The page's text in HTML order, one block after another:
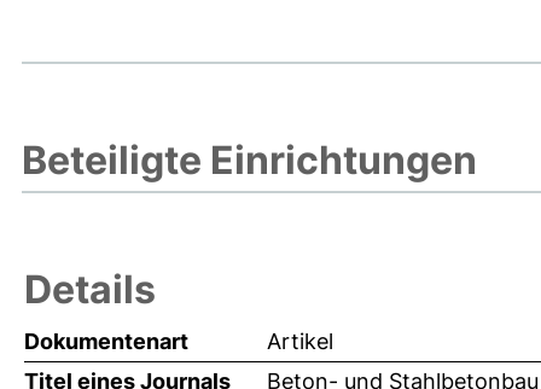
Beteiligte Einrichtungen
Details
Dokumentenart
Artikel
Titel eines Journals
Beton- und Stahlbetonbau